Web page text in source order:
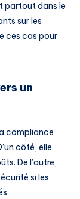
partout dans le
sur les
ces cas pour
un
compliance
côté, elle
De l’autre,
si les